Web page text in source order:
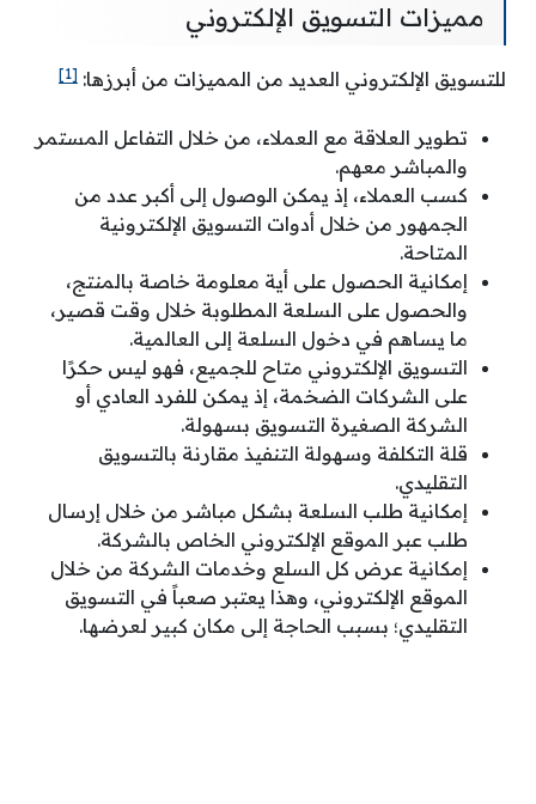
مميزات التسويق الإلكتروني
للتسويق الإلكتروني العديد من المميزات من أبرزها: [1]
تطوير العلاقة مع العملاء، من خلال التفاعل المستمر
والمباشر معهم.
كسب العملاء، إذ يمكن الوصول إلى أكبر عدد من
الجمهور من خلال أدوات التسويق الإلكترونية
المتاحة.
إمكانية الحصول على أية معلومة خاصة بالمنتج،
والحصول على السلعة المطلوبة خلال وقت قصير،
ما يساهم في دخول السلعة إلى العالمية.
التسويق الإلكتروني متاح للجميع، فهو ليس حكرًا
على الشركات الضخمة، إذ يمكن للفرد العادي أو
الشركة الصغيرة التسويق بسهولة.
قلة التكلفة وسهولة التنفيذ مقارنة بالتسويق
التقليدي.
إمكانية طلب السلعة بشكل مباشر من خلال إرسال
طلب عبر الموقع الإلكتروني الخاص بالشركة.
إمكانية عرض كل السلع وخدمات الشركة من خلال
الموقع الإلكتروني، وهذا يعتبر صعباً في التسويق
التقليدي؛ بسبب الحاجة إلى مكان كبير لعرضها.